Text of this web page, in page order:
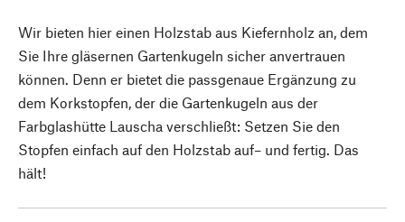
Wir bieten hier einen Holzstab aus Kiefernholz an, dem
Sie Ihre gläsernen Gartenkugeln sicher anvertrauen
können. Denn er bietet die passgenaue Ergänzung zu
dem Korkstopfen, der die Gartenkugeln aus der
Farbglashütte Lauscha verschließt: Setzen Sie den
Stopfen einfach auf den Holzstab auf– und fertig. Das
hält!